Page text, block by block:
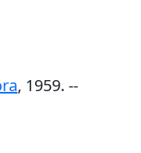
, 1959. --